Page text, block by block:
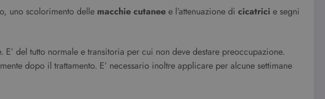
uno scolorimento delle macchie cutaneee l’attenuazione di cicatrici e segni
del tutto normale e transitoria per cui non deve destare preoccupazione.
dopo il trattamento. E’ necessario inoltre applicare per alcune settimane